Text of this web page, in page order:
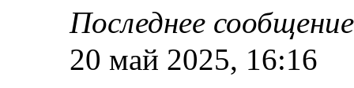
Последнее
20 май 2025, 16:16